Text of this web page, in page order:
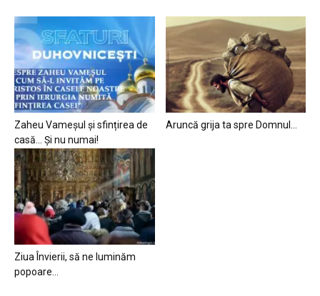
Zaheu Vameșul și sfințirea de
casă… Și nu numai!
Aruncă grija ta spre Domnul…
Ziua Învierii, să ne luminăm
popoare…